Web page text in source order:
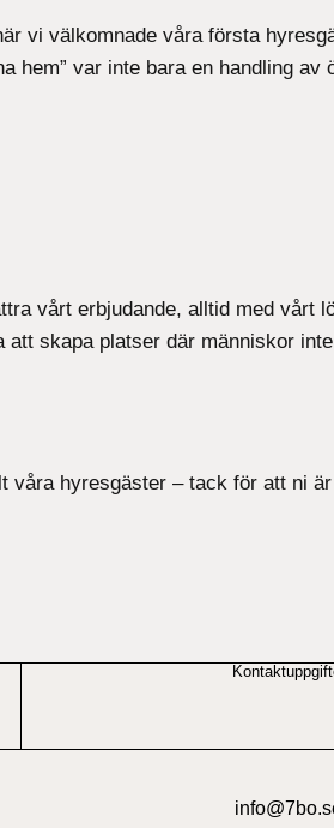
vi välkomnade våra första
hem” var inte bara en handling
vårt erbjudande, alltid med
skapa platser där människor
hyresgäster – tack för att ni